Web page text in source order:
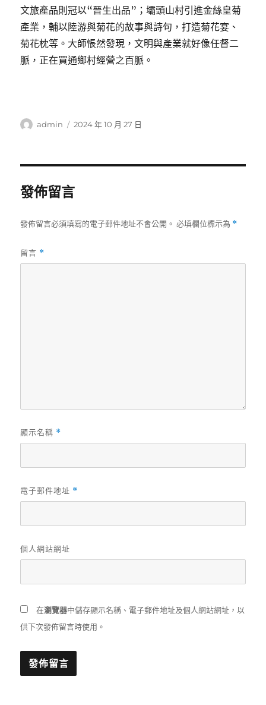
文旅產品則冠以“晉生出品”；壩頭山村引進金絲皇菊
產業，輔以陸游與菊花的故事與詩句，打造菊花宴、
菊花枕等。大師悵然發現，文明與產業就好像任督二
脈，正在買通鄉村經營之百脈。
作
admin
發
2024 年 10 月 27 日
發佈留言
發佈留言必須填寫的電子郵件地址不會公開。 必填欄位標示為 *
留言 *
顯示名稱 *
電子郵件地址 *
個人網站網址
在瀏覽器中儲存顯示名稱、電子郵件地址及個人網站網址，以
供下次發佈留言時使用。